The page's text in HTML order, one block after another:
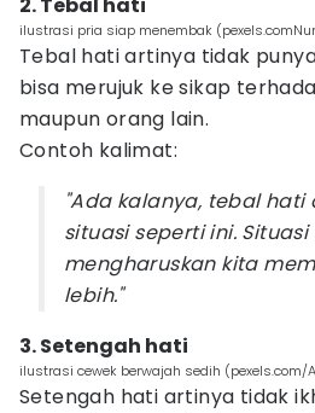
ilustrasi pria siap menembak
Tebal hati artinya tidak
bisa merujuk ke sikap
maupun orang lain.
Contoh kalimat:
"Ada kalanya, tebal
situasi seperti ini. Situasi
mengharuskan kita
lebih."
3. Setengah hati
ilustrasi cewek berwajah sedih (pexels.com/
Setengah hati artinya tidak